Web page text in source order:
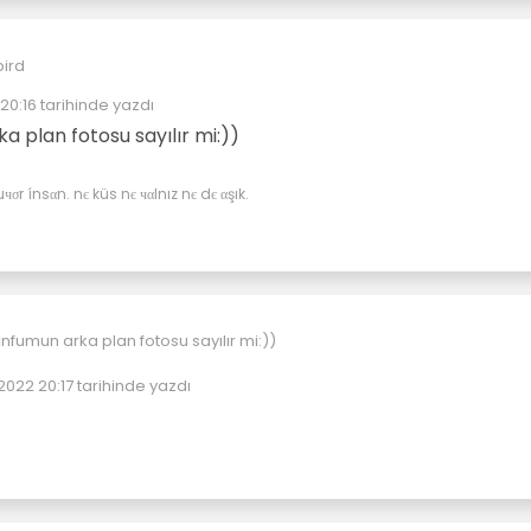
masaüstü klasörleri görünsün diye düz renk kullanıyorum.
bayıldım.
tarihinde yazdı
plan fotosu sayılır mi:))
ínsαn. nє küs nє чαlnız nє dє αşık.
arka plan fotosu sayılır mi:))
20:17tarihinde yazdı